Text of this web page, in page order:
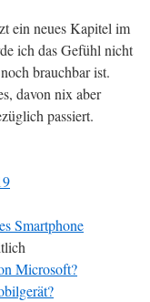
ein neues Kapitel im
ich das Gefühl nicht
brauchbar ist.
davon nix aber
passiert.
Smartphone
Microsoft?